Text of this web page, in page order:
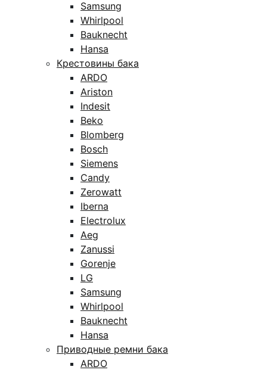
Samsung
Whirlpool
Bauknecht
Hansa
Крестовины бака
ARDO
Ariston
Indesit
Beko
Blomberg
Bosch
Siemens
Candy
Zerowatt
Iberna
Electrolux
Aeg
Zanussi
Gorenje
LG
Samsung
Whirlpool
Bauknecht
Hansa
Приводные ремни бака
ARDO